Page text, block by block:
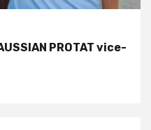
PROTAT vice-